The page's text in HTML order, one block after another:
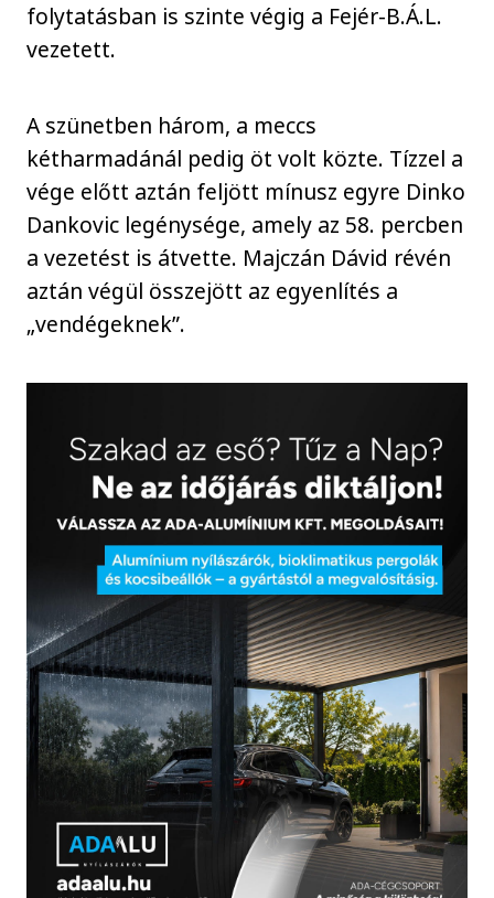
folytatásban is szinte végig a Fejér-B.Á.L.
vezetett.
A szünetben három, a meccs
kétharmadánál pedig öt volt közte. Tízzel a
vége előtt aztán feljött mínusz egyre Dinko
Dankovic legénysége, amely az 58. percben
a vezetést is átvette. Majczán Dávid révén
aztán végül összejött az egyenlítés a
„vendégeknek”.